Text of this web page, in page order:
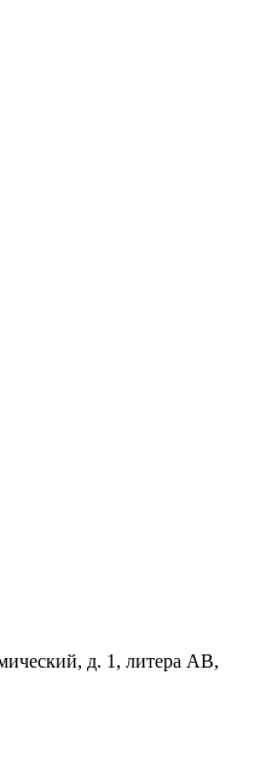
д. 1, литера АВ,